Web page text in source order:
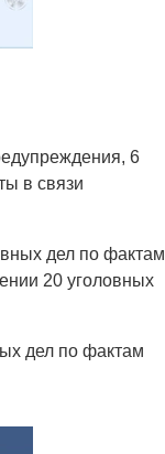
6
в связи
дел по фактам
20 уголовных
дел по фактам